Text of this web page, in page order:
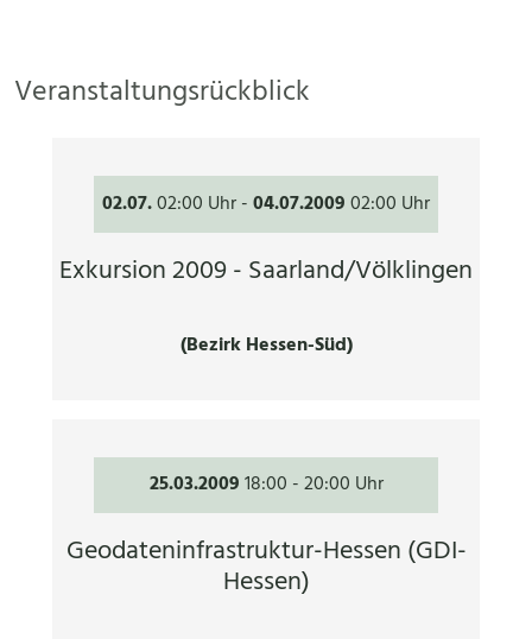
Veranstaltungsrückblick
02.07.02:00 Uhr-04.07.200902:00 Uhr
Exkursion 2009 - Saarland/Völklingen
(Bezirk Hessen-Süd)
25.03.200918:00 -20:00 Uhr
Geodateninfrastruktur-Hessen (GDI-
Hessen)